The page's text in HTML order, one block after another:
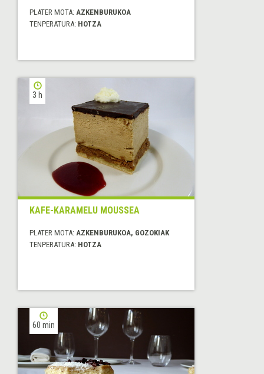
PLATER MOTA: AZKENBURUKOA
TENPERATURA: HOTZA
3 h
KAFE-KARAMELU MOUSSEA
PLATER MOTA: AZKENBURUKOA, GOZOKIAK
TENPERATURA: HOTZA
60 min